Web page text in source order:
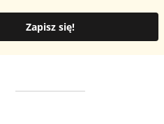
Zapisz się!